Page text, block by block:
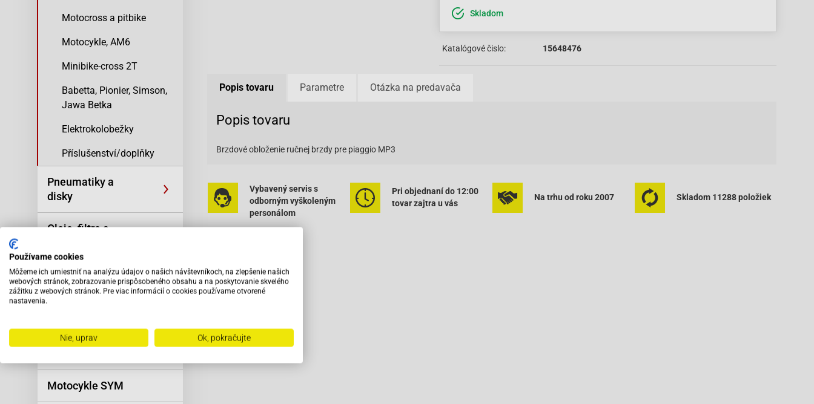
Motocross a pitbike
Motocykle, AM6
Minibike-cross 2T
Babetta, Pionier, Simson,
Jawa Betka
Elektrokolobežky
Příslušenství/doplňky
Pneumatiky a
disky
Oleje, filtre a
Reťaze
Motocykle SYM
Skladom
Katalógové čislo: 15648476
Popis tovaru Parametre Otázka na predavača
Popis tovaru
Brzdové obloženie ručnej brzdy pre piaggio MP3
Vybavený servis s
odborným vyškoleným
personálom
Pri objednaní do 12:00
tovar zajtra u vás
Na trhu od roku 2007 Skladom 11288 položiek
Používame cookies
Môžeme ich umiestniť na analýzu údajov o našich návštevníkoch, na zlepšenie našich
webových stránok, zobrazovanie prispôsobeného obsahu a na poskytovanie skvelého
zážitku z webových stránok. Pre viac informácií o cookies používame otvorené
nastavenia.
Nie, uprav Ok, pokračujte